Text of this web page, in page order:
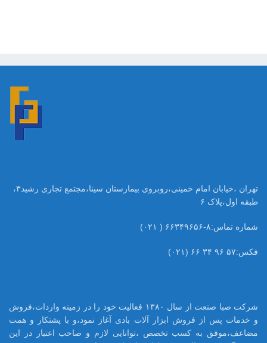
تهران ،خیابان امام خمینی،روبروی بیمارستان سینا،مجتمع تجاری رشید۳،
طبقه اول،پلاک ۶
شماره تماس:۸-۶۶۳۴۹۶۵۶ ( ۰۲۱)
فکس:۵۷ ۹۶ ۳۴ ۶۶ (۰۲۱)
شرکت صبا صنعت از سال ۱۳۸۰ فعالیت خود را در زمینه واردات،فروش
و خدمات پس از فروش ابزار آلات بادی آغاز نمود،و با پشتکار و همت
مضاعف،موفق به کسب تخصص ،توانایی لازم و صاحب اعتبار در این